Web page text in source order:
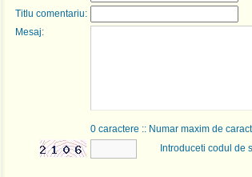
Titlu comentariu:
Mesaj:
0caractere :: Numar maxim de
Introduceti codul de